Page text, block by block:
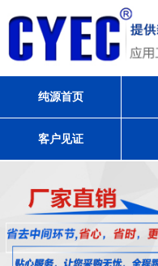
纯源首页
客户见证